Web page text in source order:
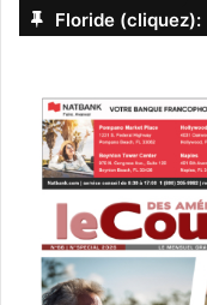
Floride (cliquez):